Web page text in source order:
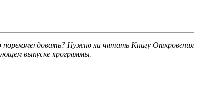
порекомендовать? Нужно ли читать Книгу Откровения
выпуске программы.